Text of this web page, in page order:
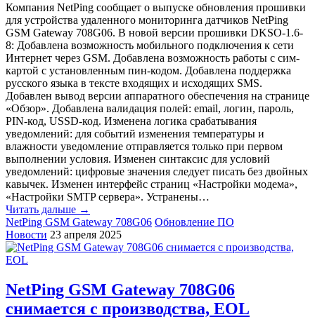
Компания NetPing сообщает о выпуске обновления прошивки
для устройства удаленного мониторинга датчиков NetPing
GSM Gateway 708G06. В новой версии прошивки DKSO-1.6-
8: Добавлена возможность мобильного подключения к сети
Интернет через GSM. Добавлена возможность работы с сим-
картой с установленным пин-кодом. Добавлена поддержка
русского языка в тексте входящих и исходящих SMS.
Добавлен вывод версии аппаратного обеспечения на странице
«Обзор». Добавлена валидация полей: email, логин, пароль,
PIN-код, USSD-код. Изменена логика срабатывания
уведомлений: для событий изменения температуры и
влажности уведомление отправляется только при первом
выполнении условия. Изменен синтаксис для условий
уведомлений: цифровые значения следует писать без двойных
кавычек. Изменен интерфейс страниц «Настройки модема»,
«Настройки SMTP сервера». Устранены…
Читать дальше →
NetPing GSM Gateway 708G06 Обновление ПО
Новости 23 апреля 2025
NetPing GSM Gateway 708G06
снимается с производства, EOL